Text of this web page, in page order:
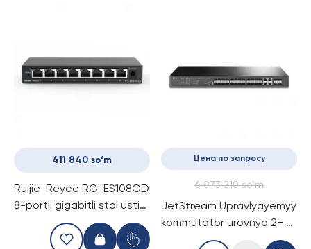
411 840 so‘m
Ruijie-Reyee RG-ES108GD
8-portli gigabitli stol usti
kommutatori
Цена по запросу
6 073 210 so‘m
JetStream Upravlyayemyy
kommutator urovnya 2+ s
20 gigabitnymi portami